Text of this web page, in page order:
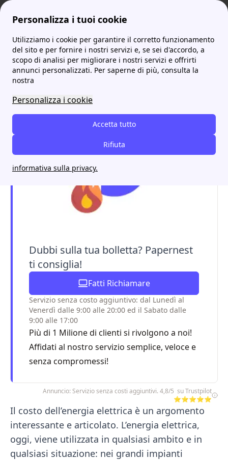
Personalizza i tuoi cookie
Utilizziamo i cookie per garantire il corretto funzionamento
del sito e per fornire i nostri servizi e, se sei d'accordo, a
scopo di analisi per migliorare i nostri servizi e offrirti
annunci personalizzati. Per saperne di più, consulta la
nostra
Personalizza i cookie
Accetta tutto
Rifiuta
informativa sulla privacy.
ProntoBolletta Qual è il costo dell'energia elettrica in kWh?
Qual è il costo dell'energia
elettrica in kWh?
Dubbi sulla tua bolletta? Papernest
ti consiglia!
Fatti Richiamare
Servizio senza costo aggiuntivo: dal Lunedì al
Venerdì dalle 9:00 alle 20:00 ed il Sabato dalle
9:00 alle 17:00
Più di 1 Milione di clienti si rivolgono a noi!
Affidati al nostro servizio semplice, veloce e
senza compromessi!
Annuncio: Servizio senza costi aggiuntivi. 4,8/5 su Trustpilot
⭐⭐⭐⭐⭐
Il costo dell’energia elettrica è un argomento
interessante e articolato. L’energia elettrica,
oggi, viene utilizzata in qualsiasi ambito e in
qualsiasi situazione: nei grandi impianti